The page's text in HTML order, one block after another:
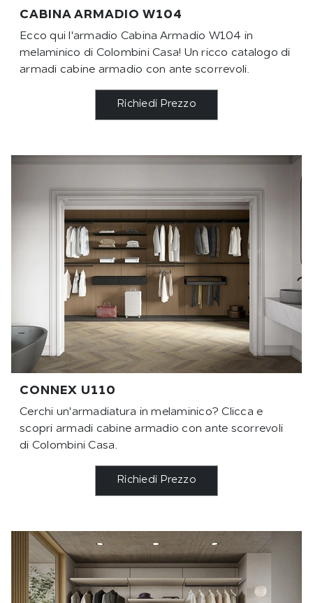
CABINA ARMADIO W104
Ecco qui l'armadio Cabina Armadio W104 in
melaminico di Colombini Casa! Un ricco catalogo di
armadi cabine armadio con ante scorrevoli.
Richiedi Prezzo
CONNEX U110
Cerchi un'armadiatura in melaminico? Clicca e
scopri armadi cabine armadio con ante scorrevoli
di Colombini Casa.
Richiedi Prezzo